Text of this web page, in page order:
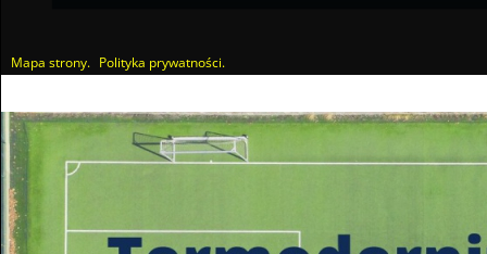
Mapa strony. Polityka prywatności.